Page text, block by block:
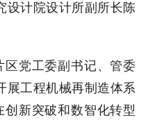
设计院设计所副所长陈
党工委副书记、管委
展工程机械再制造体系
新突破和数智化转型